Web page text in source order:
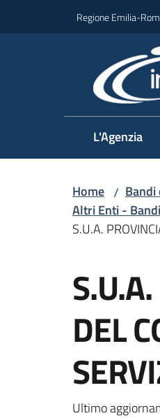
Regione Emilia-
L'Agenzia
Home /
Altri Enti -
S.U.A.
DEL
Ultimo